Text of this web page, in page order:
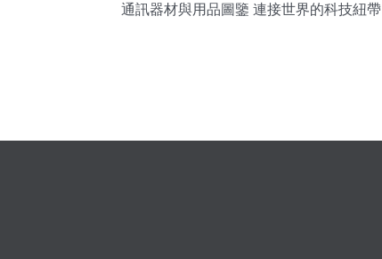
通訊器材與用品圖鑒 連接世界的科技紐帶